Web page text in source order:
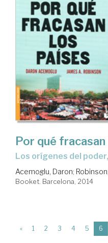
Por qué
los orígenes del
Acemoglu, Daron;
Booket. Barcelona, 2014
« 1 2 3 4 5 6